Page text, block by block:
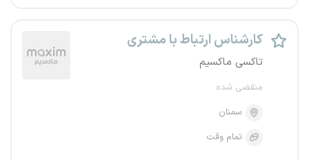
کارشناس ارتباط با مشتری
تاکسی ماکسیم
منقضی شده
سمنان
تمام وقت